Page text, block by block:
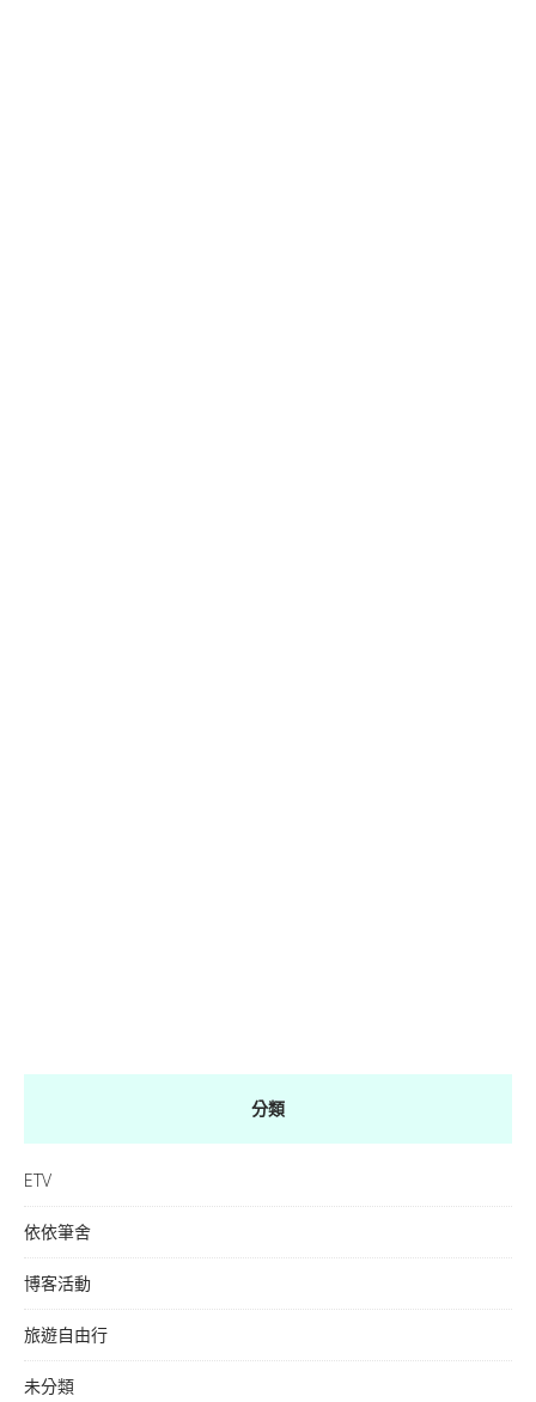
分類
ETV
依依筆舍
博客活動
旅遊自由行
未分類